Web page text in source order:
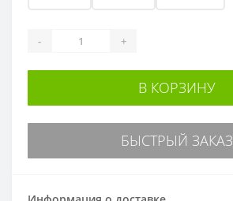
- +
В КОРЗИНУ
БЫСТРЫЙ ЗАКАЗ